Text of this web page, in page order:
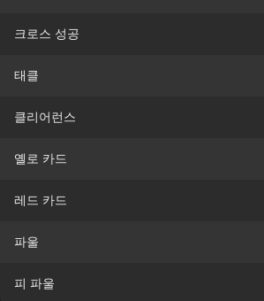
크로스 성공
태클
클리어런스
옐로 카드
레드 카드
파울
피 파울